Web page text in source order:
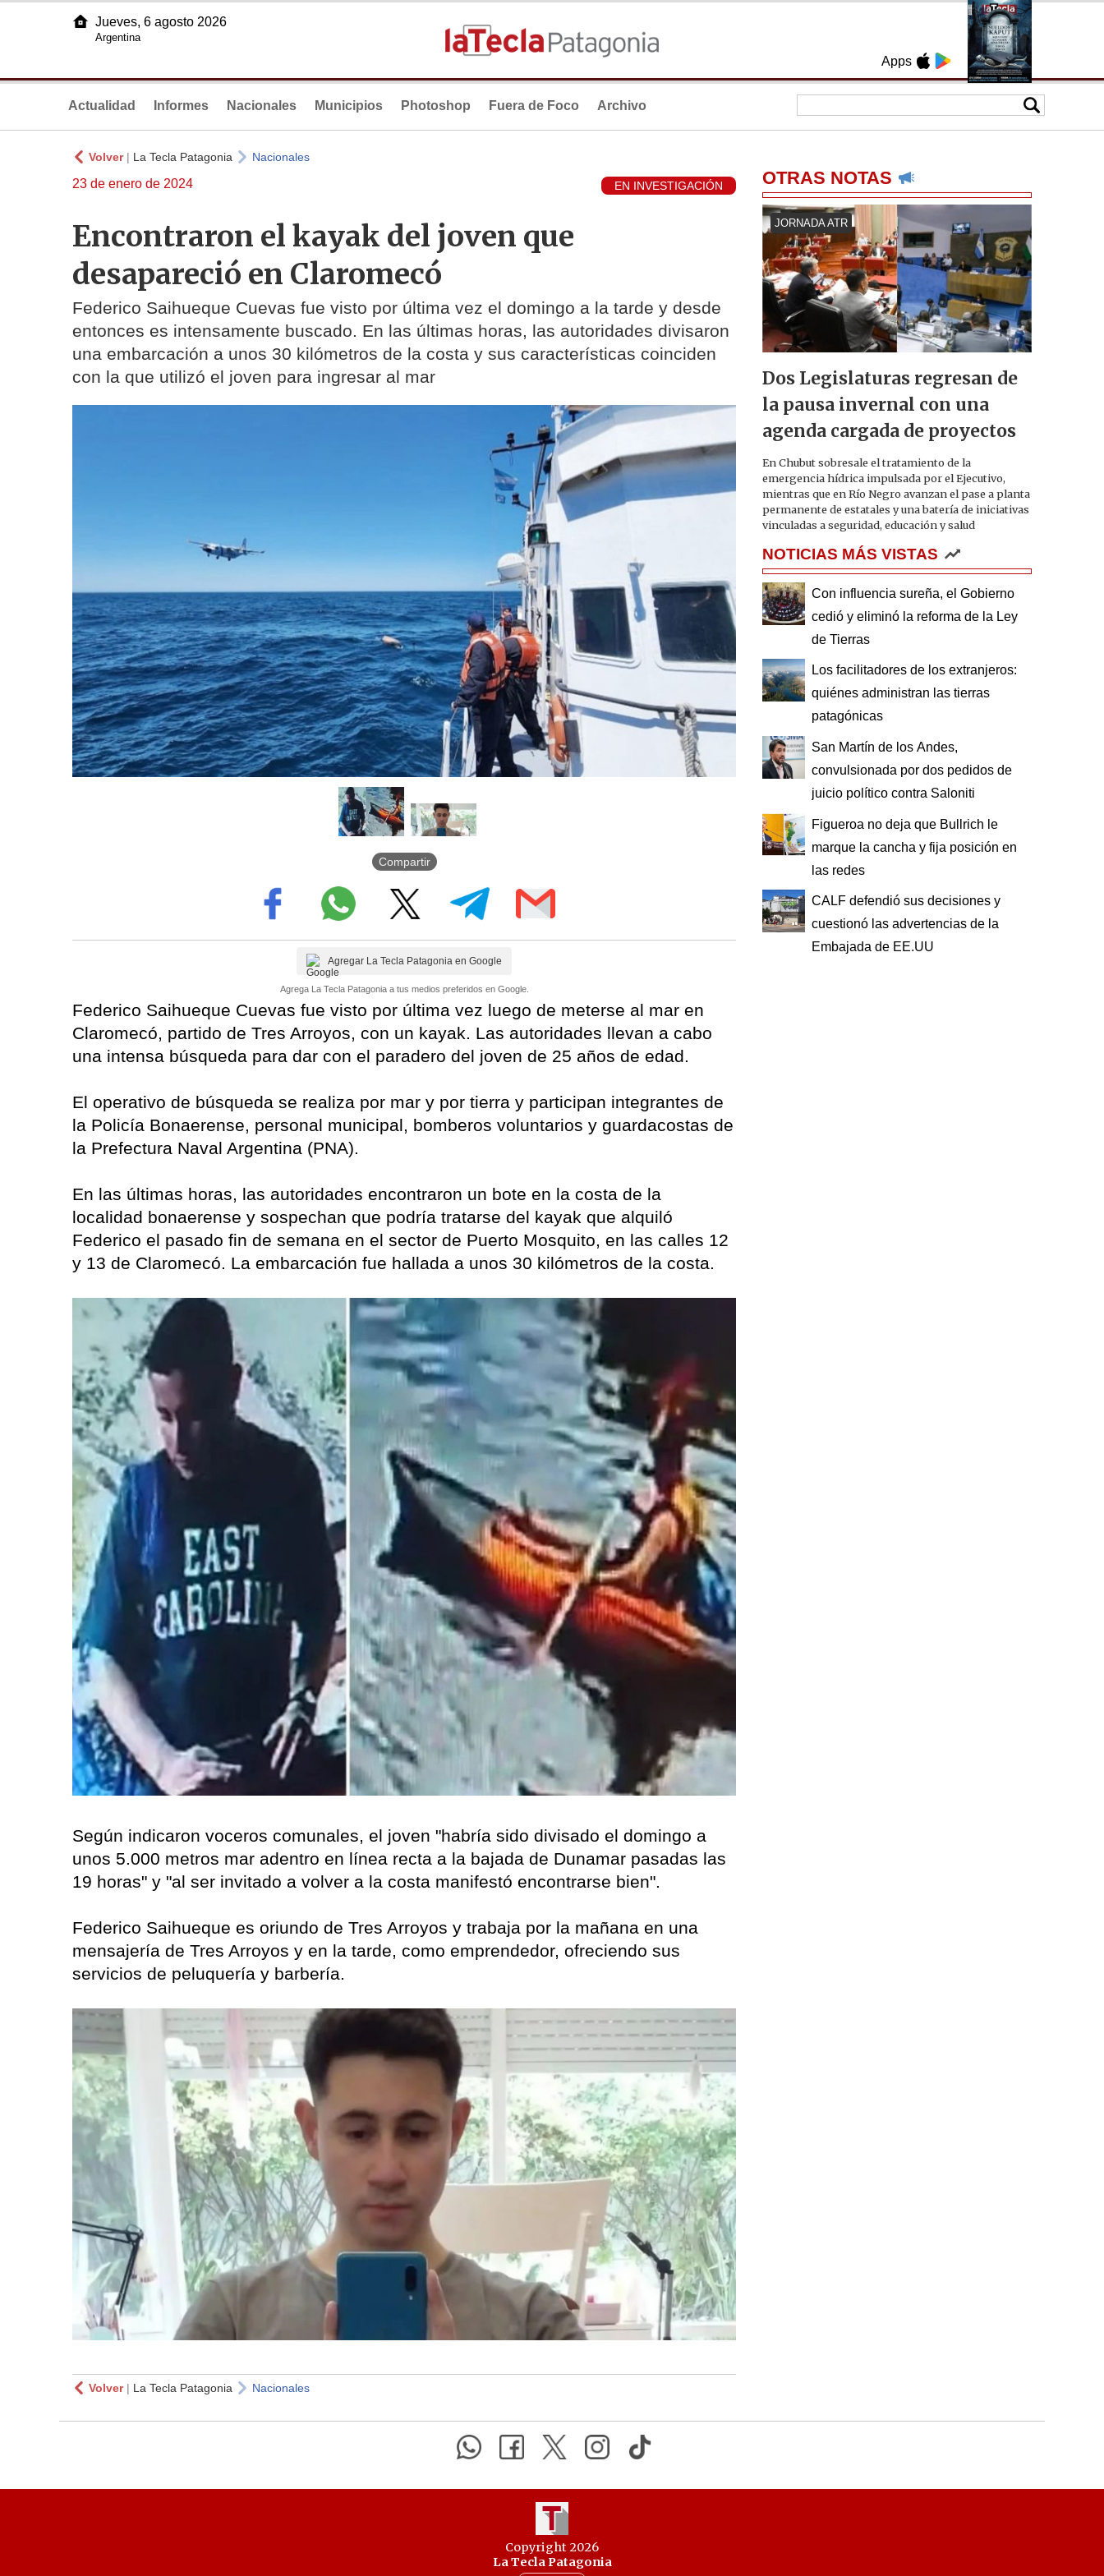
Apps
Jueves, 6 agosto 2026
Argentina
Actualidad Informes Nacionales Municipios Photoshop Fuera de Foco Archivo
Volver| La Tecla Patagonia Nacionales
23 de enero de 2024 EN INVESTIGACIÓN
Encontraron el kayak del joven que
desapareció en Claromecó
Federico Saihueque Cuevas fue visto por última vez el domingo a la tarde y desde
entonces es intensamente buscado. En las últimas horas, las autoridades divisaron
una embarcación a unos 30 kilómetros de la costa y sus características coinciden
con la que utilizó el joven para ingresar al mar
Compartir
Agregar La Tecla Patagonia en Google
Agrega La Tecla Patagonia a tus medios preferidos en Google.
Federico Saihueque Cuevas fue visto por última vez luego de meterse al mar en
Claromecó, partido de Tres Arroyos, con un kayak. Las autoridades llevan a cabo
una intensa búsqueda para dar con el paradero del joven de 25 años de edad.
El operativo de búsqueda se realiza por mar y por tierra y participan integrantes de
la Policía Bonaerense, personal municipal, bomberos voluntarios y guardacostas de
la Prefectura Naval Argentina (PNA).
En las últimas horas, las autoridades encontraron un bote en la costa de la
localidad bonaerense y sospechan que podría tratarse del kayak que alquiló
Federico el pasado fin de semana en el sector de Puerto Mosquito, en las calles 12
y 13 de Claromecó. La embarcación fue hallada a unos 30 kilómetros de la costa.
Según indicaron voceros comunales, el joven "habría sido divisado el domingo a
unos 5.000 metros mar adentro en línea recta a la bajada de Dunamar pasadas las
19 horas" y "al ser invitado a volver a la costa manifestó encontrarse bien".
Federico Saihueque es oriundo de Tres Arroyos y trabaja por la mañana en una
mensajería de Tres Arroyos y en la tarde, como emprendedor, ofreciendo sus
servicios de peluquería y barbería.
Volver| La Tecla Patagonia Nacionales
OTRAS NOTAS
JORNADA ATR
Dos Legislaturas regresan de
la pausa invernal con una
agenda cargada de proyectos
En Chubut sobresale el tratamiento de la
emergencia hídrica impulsada por el Ejecutivo,
mientras que en Río Negro avanzan el pase a planta
permanente de estatales y una batería de iniciativas
vinculadas a seguridad, educación y salud
NOTICIAS MÁS VISTAS
Con influencia sureña, el Gobierno
cedió y eliminó la reforma de la Ley
de Tierras
Los facilitadores de los extranjeros:
quiénes administran las tierras
patagónicas
San Martín de los Andes,
convulsionada por dos pedidos de
juicio político contra Saloniti
Figueroa no deja que Bullrich le
marque la cancha y fija posición en
las redes
CALF defendió sus decisiones y
cuestionó las advertencias de la
Embajada de EE.UU
Copyright 2026
La Tecla Patagonia